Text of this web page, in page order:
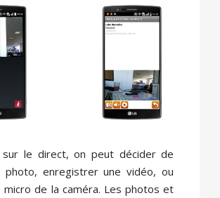
sur le direct, on peut décider de
photo, enregistrer une vidéo, ou
micro de la caméra. Les photos et